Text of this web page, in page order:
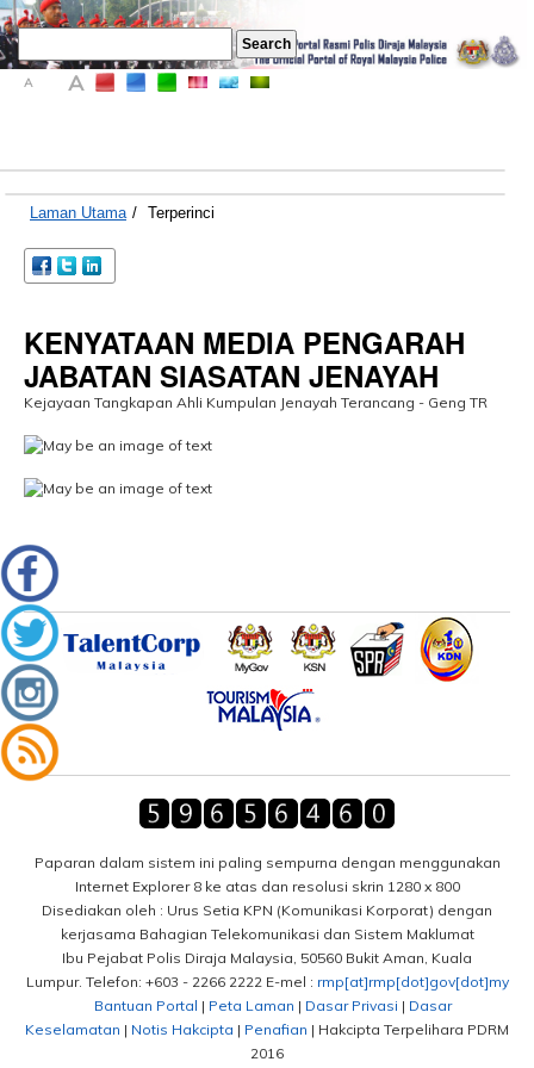
A A
Laman Utama / Terperinci
KENYATAAN MEDIA PENGARAH
JABATAN SIASATAN JENAYAH
Kejayaan Tangkapan Ahli Kumpulan Jenayah Terancang - Geng TR
Paparan dalam sistem ini paling sempurna dengan menggunakan
Internet Explorer 8 ke atas dan resolusi skrin 1280 x 800
Disediakan oleh : Urus Setia KPN (Komunikasi Korporat) dengan
kerjasama Bahagian Telekomunikasi dan Sistem Maklumat
Ibu Pejabat Polis Diraja Malaysia, 50560 Bukit Aman, Kuala
Lumpur. Telefon: +603 - 2266 2222 E-mel : rmp[at]rmp[dot]gov[dot]my
Bantuan Portal | Peta Laman | Dasar Privasi | Dasar
Keselamatan | Notis Hakcipta | Penafian | Hakcipta Terpelihara PDRM
2016